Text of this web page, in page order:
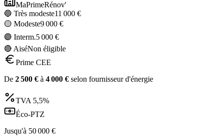
MaPrimeRénov'
🔵 Très modeste11 000 €
🟡 Modeste9 000 €
🟣 Interm.5 000 €
🔴 AiséNon éligible
Prime CEE
De 2 500 € à 4 000 € selon fournisseur d'énergie
TVA 5,5%
Éco-PTZ
Jusqu'à 50 000 €